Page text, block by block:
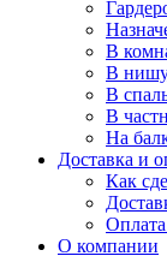
В
В
В
В
На
Доставка и
Как
Оплата
О компании